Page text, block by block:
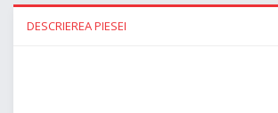
DESCRIEREA PIESEI